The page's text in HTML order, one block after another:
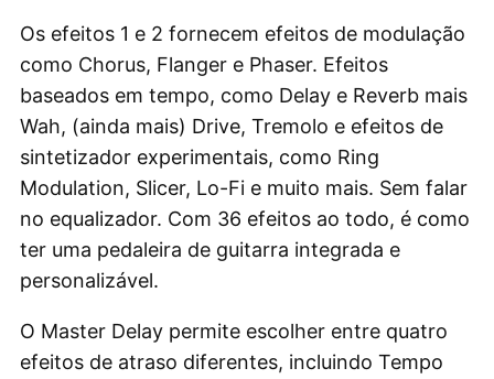
Os efeitos 1 e 2 fornecem efeitos de modulação
como Chorus, Flanger e Phaser. Efeitos
baseados em tempo, como Delay e Reverb mais
Wah, (ainda mais) Drive, Tremolo e efeitos de
sintetizador experimentais, como Ring
Modulation, Slicer, Lo-Fi e muito mais. Sem falar
no equalizador. Com 36 efeitos ao todo, é como
ter uma pedaleira de guitarra integrada e
personalizável.
O Master Delay permite escolher entre quatro
efeitos de atraso diferentes, incluindo Tempo